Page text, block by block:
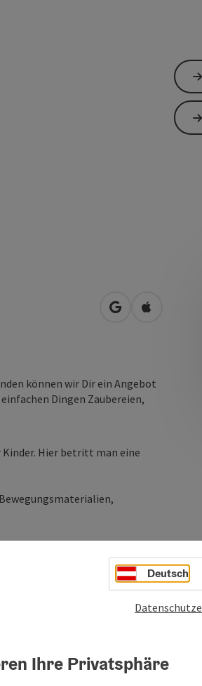
in Google Maps
in Apple
können wir Dir ein Angebot
Dingen Zaubereien,
Kinder. Hier betritt man eine
Deutsch
Ihre Privatsphäre